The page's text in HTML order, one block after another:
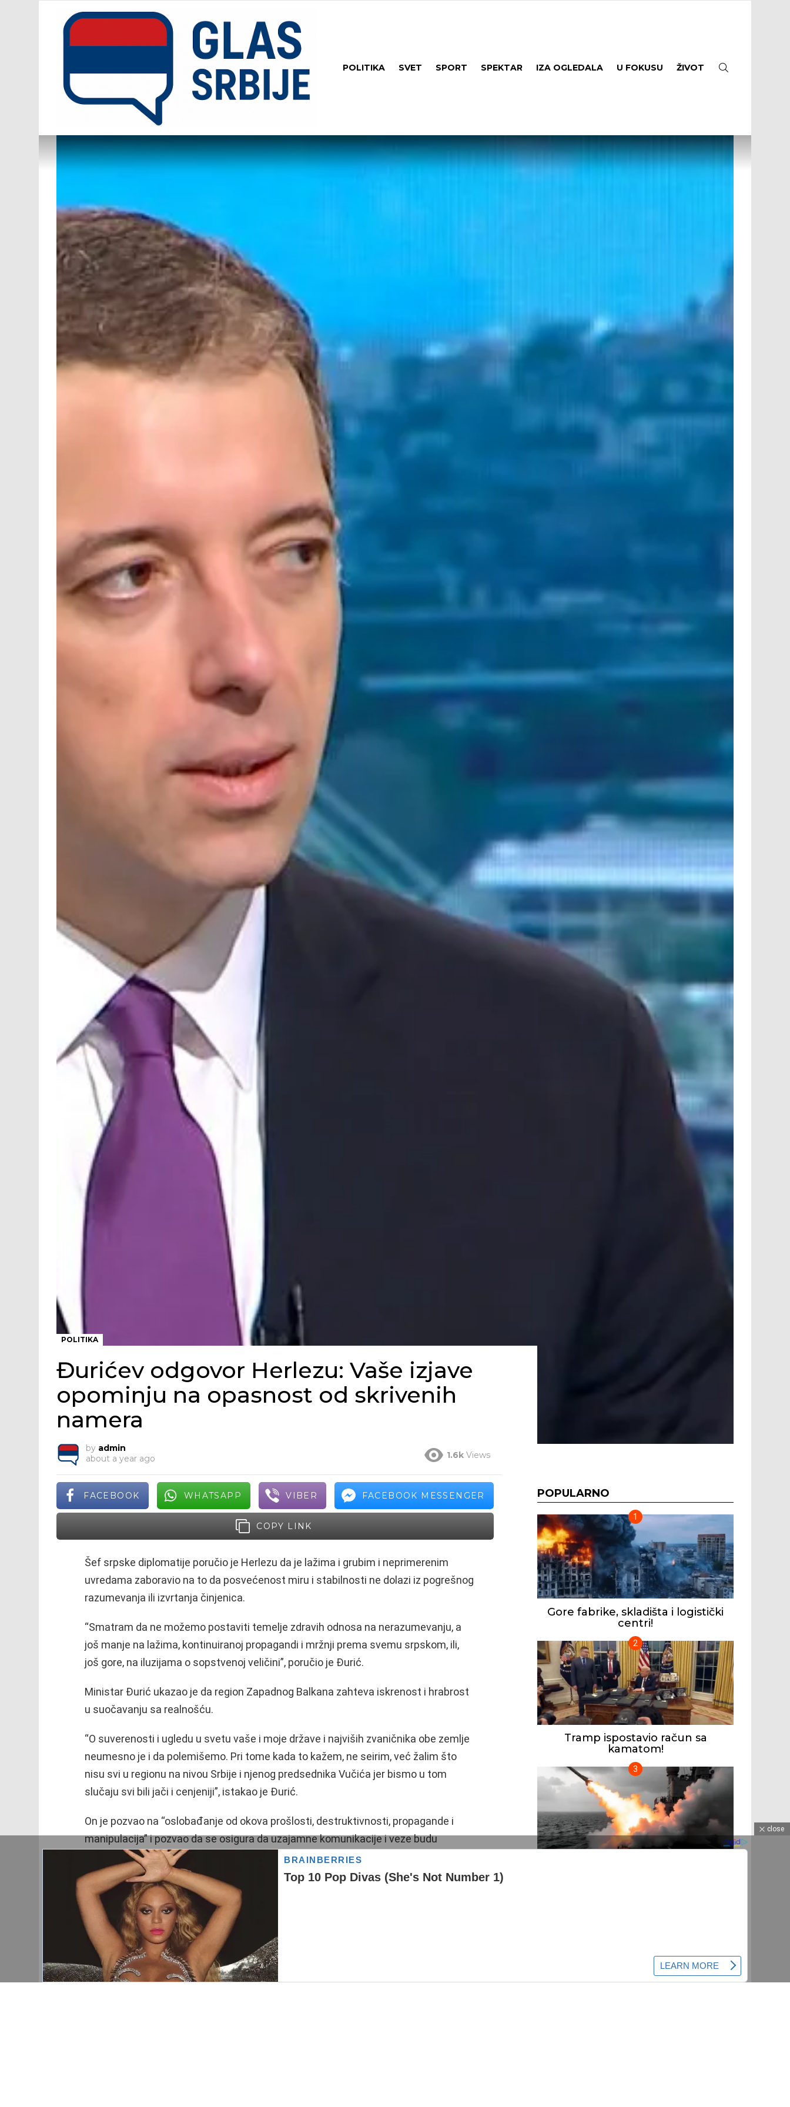
POLITIKA SVET SPORT SPEKTAR IZA OGLEDALA U FOKUSU ŽIVOT
POLITIKA
Đurićev odgovor Herlezu: Vaše izjave
opominju na opasnost od skrivenih
namera
by admin
about a year ago
1.6k Views
FACEBOOK WHATSAPP VIBER FACEBOOK MESSENGER
COPY LINK
Šef srpske diplomatije poručio je Herlezu da je lažima i grubim i neprimerenim
uvredama zaboravio na to da posvećenost miru i stabilnosti ne dolazi iz pogrešnog
razumevanja ili izvrtanja činjenica.
“Smatram da ne možemo postaviti temelje zdravih odnosa na nerazumevanju, a
još manje na lažima, kontinuiranoj propagandi i mržnji prema svemu srpskom, ili,
još gore, na iluzijama o sopstvenoj veličini”, poručio je Đurić.
Ministar Đurić ukazao je da region Zapadnog Balkana zahteva iskrenost i hrabrost
u suočavanju sa realnošću.
“O suverenosti i ugledu u svetu vaše i moje države i najviših zvaničnika obe zemlje
neumesno je i da polemišemo. Pri tome kada to kažem, ne seirim, već žalim što
nisu svi u regionu na nivou Srbije i njenog predsednika Vučića jer bismo u tom
slučaju svi bili jači i cenjeniji”, istakao je Đurić.
On je pozvao na “oslobađanje od okova prošlosti, destruktivnosti, propagande i
manipulacija” i pozvao da se osigura da uzajamne komunikacije i veze budu
uređene istinom, pristojnošću i poštovanjem “da nas ne bi bolela glava i da ne
bismo kolabirali kao region”.
“Budimo konstruktivni, pošteni i realni, a ne samo zlonamerni. Zdrav razum je
najbolji vodič ka trajnom miru i razumevanju među našim narodima”, zaključio je
ministar spoljnih poslova Srbije.
Ministar odbrane u Savetu ministara BiH, Zukan Helez, komentarisao je iznenadni
prekid posete SAD-u predsednika Srbije Aleksandra Vučića zbog, kako je navedeno,
POPULARNO
Gore fabrike, skladišta i logistički
centri!
Tramp ispostavio račun sa
kamatom!
close